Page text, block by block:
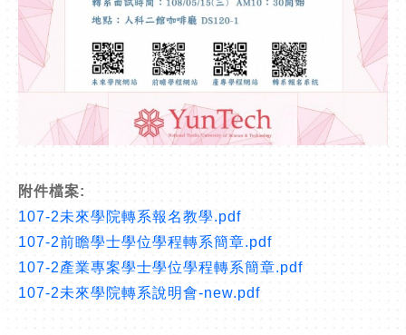
附件檔案:
107-2未來學院轉系報名教學.pdf
107-2前瞻學士學位學程轉系簡章.pdf
107-2產業專案學士學位學程轉系簡章.pdf
107-2未來學院轉系說明會-new.pdf